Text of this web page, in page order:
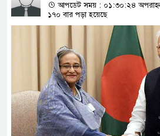
আপডেট সময় : ০১:৩০:২৪
১৭০ বার পড়া হয়েছে